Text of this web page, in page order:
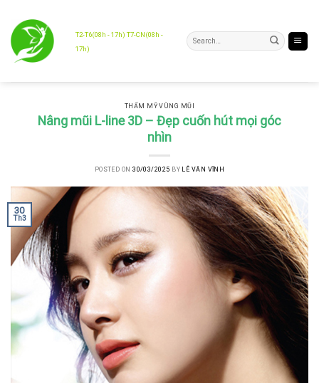
content
T2-T6(08h - 17h) T7-CN(08h -
17h)
THẨM MỸ VÙNG MŨI
Nâng mũi L-line 3D – Đẹp cuốn hút mọi góc
nhìn
POSTED ON30/03/2025 BY LÊ VĂN VĨNH
30
Th3